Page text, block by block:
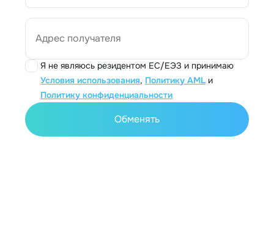
Адрес получателя
Я не являюсь резидентом ЕС/ЕЭЗ и принимаю
Условия использования, Политику AML и
Политику конфиденциальности
Обменять